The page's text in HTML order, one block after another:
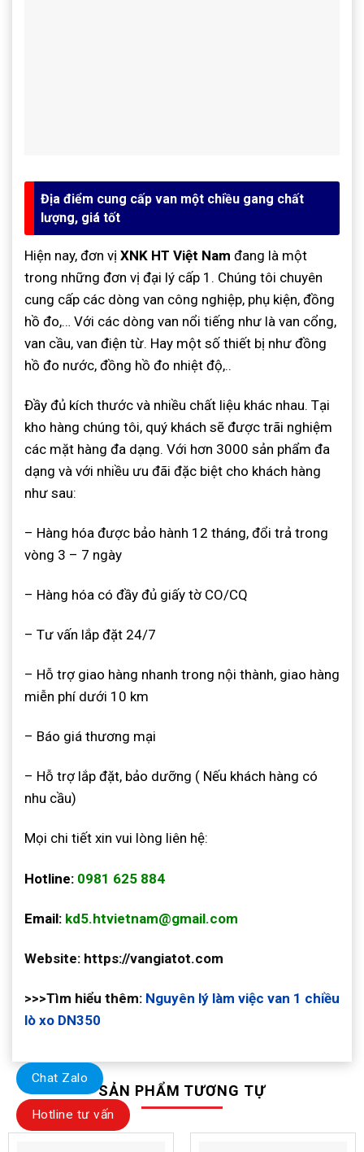
Địa điểm cung cấp van một chiều gang chất
lượng, giá tốt
Hiện nay, đơn vị XNK HT Việt Nam đang là một
trong những đơn vị đại lý cấp 1. Chúng tôi chuyên
cung cấp các dòng van công nghiệp, phụ kiện, đồng
hồ đo,… Với các dòng van nổi tiếng như là van cổng,
van cầu, van điện từ. Hay một số thiết bị như đồng
hồ đo nước, đồng hồ đo nhiệt độ,..
Đầy đủ kích thước và nhiều chất liệu khác nhau. Tại
kho hàng chúng tôi, quý khách sẽ được trãi nghiệm
các mặt hàng đa dạng. Với hơn 3000 sản phẩm đa
dạng và với nhiều ưu đãi đặc biệt cho khách hàng
như sau:
– Hàng hóa được bảo hành 12 tháng, đổi trả trong
vòng 3 – 7 ngày
– Hàng hóa có đầy đủ giấy tờ CO/CQ
– Tư vấn lắp đặt 24/7
– Hỗ trợ giao hàng nhanh trong nội thành, giao hàng
miễn phí dưới 10 km
– Báo giá thương mại
– Hỗ trợ lắp đặt, bảo dưỡng ( Nếu khách hàng có
nhu cầu)
Mọi chi tiết xin vui lòng liên hệ:
Hotline: 0981 625 884
Email: kd5.htvietnam@gmail.com
Website: https://vangiatot.com
>>>Tìm hiểu thêm: Nguyên lý làm việc van 1 chiều
lò xo DN350
SẢN PHẨM TƯƠNG TỰ
Chat Zalo
Hotline tư vấn